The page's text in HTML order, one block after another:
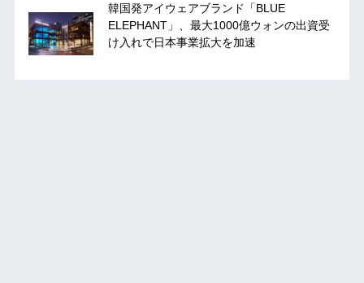
韓国発アイウェアブランド「BLUE
ELEPHANT」、最大1000億ウォンの出資受
け入れで日本事業拡大を加速